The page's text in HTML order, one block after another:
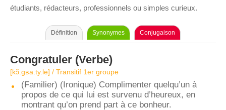
étudiants, rédacteurs, professionnels ou simples curieux.
Définition Synonymes Conjugaison
Congratuler (Verbe)
[kɔ̃.ɡʁa.ty.le] / Transitif 1er groupe
(Familier) (Ironique) Complimenter quelqu’un à
propos de ce qui lui est survenu d’heureux, en
montrant qu’on prend part à ce bonheur.